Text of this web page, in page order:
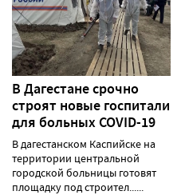
В Дагестане срочно
строят новые госпитали
для больных COVID-19
В дагестанском Каспийске на
территории центральной
городской больницы готовят
площадку под строител......